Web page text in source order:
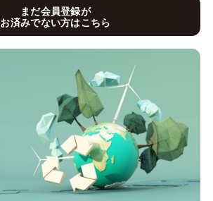
まだ会員登録が
お済みでない方はこちら